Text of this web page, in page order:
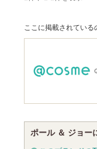
ここに掲載されている
ポール ＆ ジョー